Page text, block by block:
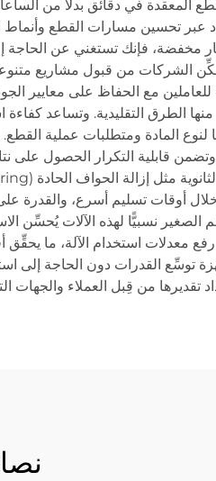
المعقدة في دقائق بدلًا من
مخفضة، فإنك تستغني عن
الشركات من قبول مشاريع
مع الحفاظ على معايير
الطرق التقليدية. وتساعد
المادة ومتطلبات عملية
وتضمن قابلية التكرار الحصول
أوقات تسليم أسرع، والقدرة
الصغير نسبيًّا لهذه الآلات يُحسِّن
معدلات استخدام الآلة، ما
توسِّع القدرات دون الحاجة إلى
تقديرها من قِبل العملاء والجهات